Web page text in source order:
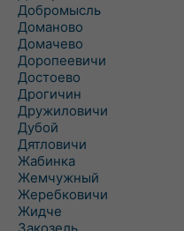
Добромысль
Доманово
Домачево
Доропеевичи
Достоево
Дрогичин
Дружиловичи
Дубой
Дятловичи
Жабинка
Жемчужный
Жеребковичи
Жидче